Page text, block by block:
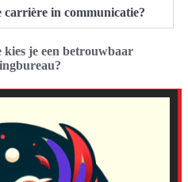
carrière in communicatie?
kies je een betrouwbaar